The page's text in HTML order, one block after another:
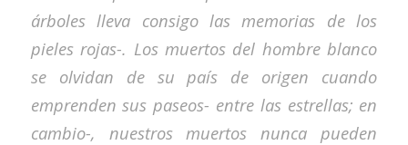
árboles lleva consigo las memorias de los
pieles rojas-. Los muertos del hombre blanco
se olvidan de su país de origen cuando
emprenden sus paseos- entre las estrellas; en
cambio-, nuestros muertos nunca pueden